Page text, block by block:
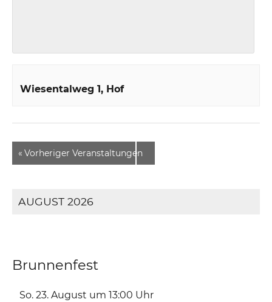
Wiesentalweg 1 Hof
« Vorheriger Veranstaltungen
AUGUST 2026
Brunnenfest
So. 23. August um 13:00 Uhr